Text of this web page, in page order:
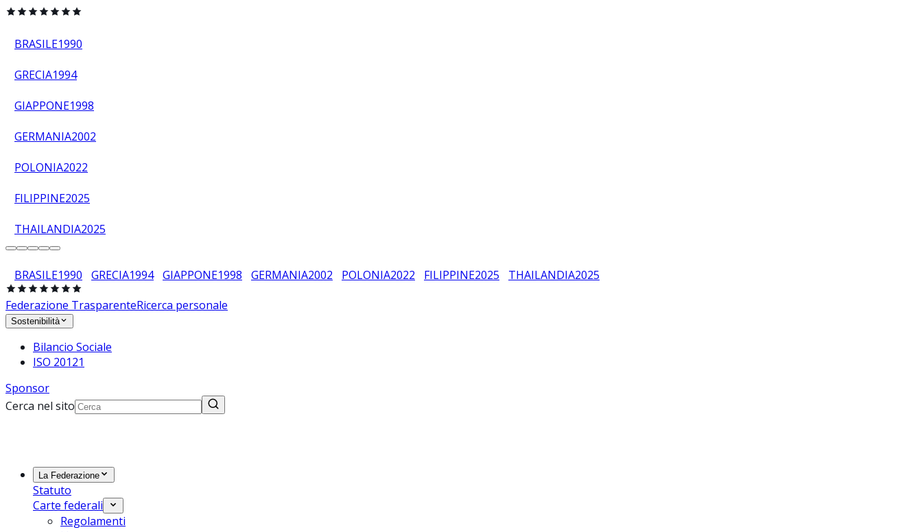
BRASILE1990
GRECIA1994
GIAPPONE1998
GERMANIA2002
POLONIA2022
FILIPPINE2025
THAILANDIA2025
BRASILE1990 GRECIA1994 GIAPPONE1998 GERMANIA2002 POLONIA2022 FILIPPINE2025 THAILANDIA2025
Federazione TrasparenteRicerca personale
Sostenibilità
Bilancio Sociale
ISO 20121
Sponsor
Cerca nel sito
La Federazione
Statuto
Carte federali
Regolamenti